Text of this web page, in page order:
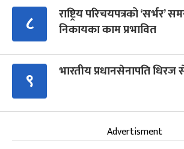
८
राष्ट्रिय परिचयपत्रको ‘सर्भर’
निकायका काम प्रभावित
९ भारतीय प्रधानसेनापति
Advertisment